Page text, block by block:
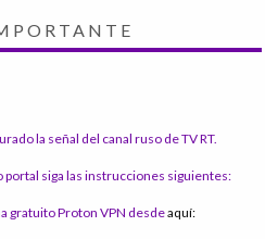
la señal del canal ruso de TV RT.
siga las instrucciones siguientes:
gratuito Proton VPN desdeaquí: